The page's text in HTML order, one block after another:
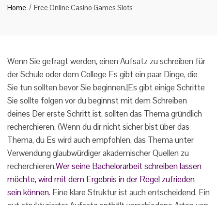
Home Free Online Casino Games Slots
Wenn Sie gefragt werden, einen Aufsatz zu schreiben für
der Schule oder dem College Es gibt ein paar Dinge, die
Sie tun sollten bevor Sie beginnen.|Es gibt einige Schritte
Sie sollte folgen vor du beginnst mit dem Schreiben
deines Der erste Schritt ist, sollten das Thema gründlich
recherchieren. {Wenn du dir nicht sicher bist über das
Thema, du Es wird auch empfohlen, das Thema unter
Verwendung glaubwürdiger akademischer Quellen zu
recherchieren.Wer seine Bachelorarbeit schreiben lassen
möchte, wird mit dem Ergebnis in der Regel zufrieden
sein können. Eine klare Struktur ist auch entscheidend. Ein